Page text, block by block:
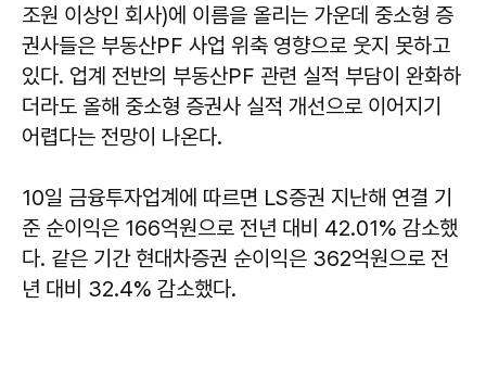
조원 이상인 회사)에 이름을 올리는 가운데 중소형 증
권사들은 부동산PF 사업 위축 영향으로 웃지 못하고
있다. 업계 전반의 부동산PF 관련 실적 부담이 완화하
더라도 올해 중소형 증권사 실적 개선으로 이어지기
어렵다는 전망이 나온다.
10일 금융투자업계에 따르면 LS증권 지난해 연결 기
준 순이익은 166억원으로 전년 대비 42.01% 감소했
다. 같은 기간 현대차증권 순이익은 362억원으로 전
년 대비 32.4% 감소했다.